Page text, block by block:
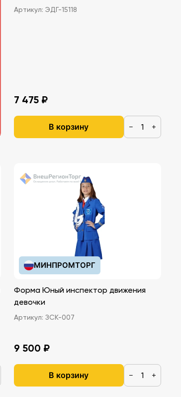
Артикул: ЭДГ-15118
7 475 ₽
В корзину − +
МИНПРОМТОРГ
Форма Юный инспектор движения
девочки
Артикул: ЗСК-007
9 500 ₽
В корзину − +